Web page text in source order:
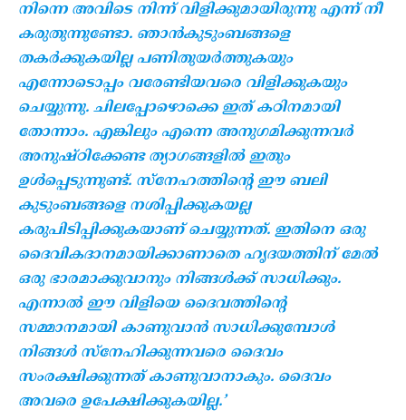
നിന്നെ അവിടെ നിന്ന് വിളിക്കുമായിരുന്നു എന്ന് നീ
കരുതുന്നുണ്ടോ. ഞാന്‍കുടുംബങ്ങളെ
തകര്‍ക്കുകയില്ല പണിതുയര്‍ത്തുകയും
എന്നോടൊപ്പം വരേണ്ടിയവരെ വിളിക്കുകയും
ചെയ്യുന്നു. ചിലപ്പോഴൊക്കെ ഇത് കഠിനമായി
തോന്നാം. എങ്കിലും എന്നെ അനുഗമിക്കുന്നവര്‍
അനുഷ്ഠിക്കേണ്ട ത്യാഗങ്ങളില്‍ ഇതും
ഉള്‍പ്പെടുന്നുണ്ട്. സ്‌നേഹത്തിന്റെ ഈ ബലി
കുടുംബങ്ങളെ നശിപ്പിക്കുകയല്ല
കരുപിടിപ്പിക്കുകയാണ് ചെയ്യുന്നത്. ഇതിനെ ഒരു
ദൈവികദാനമായിക്കാണാതെ ഹൃദയത്തിന് മേല്‍
ഒരു ഭാരമാക്കുവാനും നിങ്ങള്‍ക്ക് സാധിക്കും.
എന്നാല്‍ ഈ വിളിയെ ദൈവത്തിന്റെ
സമ്മാനമായി കാണുവാന്‍ സാധിക്കുമ്പോള്‍
നിങ്ങള്‍ സ്‌നേഹിക്കുന്നവരെ ദൈവം
സംരക്ഷിക്കുന്നത് കാണുവാനാകും. ദൈവം
അവരെ ഉപേക്ഷിക്കുകയില്ല.’